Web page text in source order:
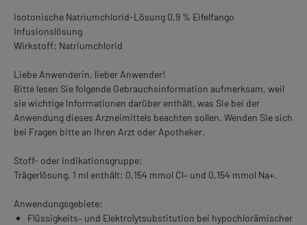
Isotonische Natriumchlorid-Lösung 0,9 % Eifelfango
Infusionslösung
Wirkstoff: Natriumchlorid
Liebe Anwenderin, lieber Anwender!
Bitte lesen Sie folgende Gebrauchsinformation aufmerksam, weil
sie wichtige Informationen darüber enthält, was Sie bei der
Anwendung dieses Arzneimittels beachten sollen. Wenden Sie sich
bei Fragen bitte an Ihren Arzt oder Apotheker.
Stoff- oder Indikationsgruppe:
Trägerlösung. 1 ml enthält: 0,154 mmol Cl– und 0,154 mmol Na+.
Anwendungsgebiete:
Flüssigkeits– und Elektrolytsubstitution bei hypochlorämischer